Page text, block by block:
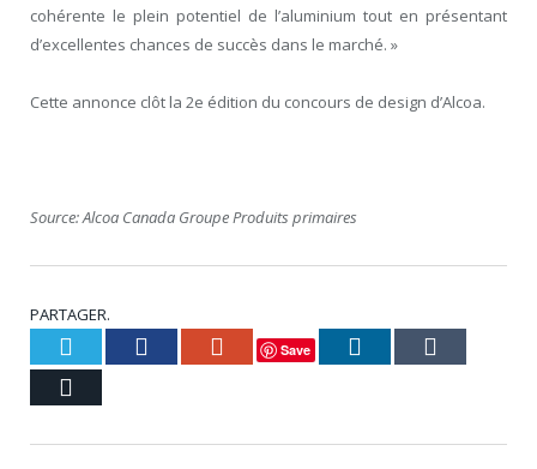
cohérente le plein potentiel de l’aluminium tout en présentant
d’excellentes chances de succès dans le marché. »
Cette annonce clôt la 2e édition du concours de design d’Alcoa.
Source: Alcoa Canada Groupe Produits primaires
PARTAGER.
Twitter Facebook Google+
Save LinkedIn